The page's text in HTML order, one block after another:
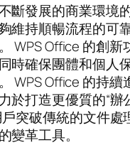
斷發展的商業環境
維持順暢流程的可
WPS Office 的創新
時確保團體和個人
WPS Office 的持續
於打造更優質的“辦
突破傳統的文件處
變革工具。